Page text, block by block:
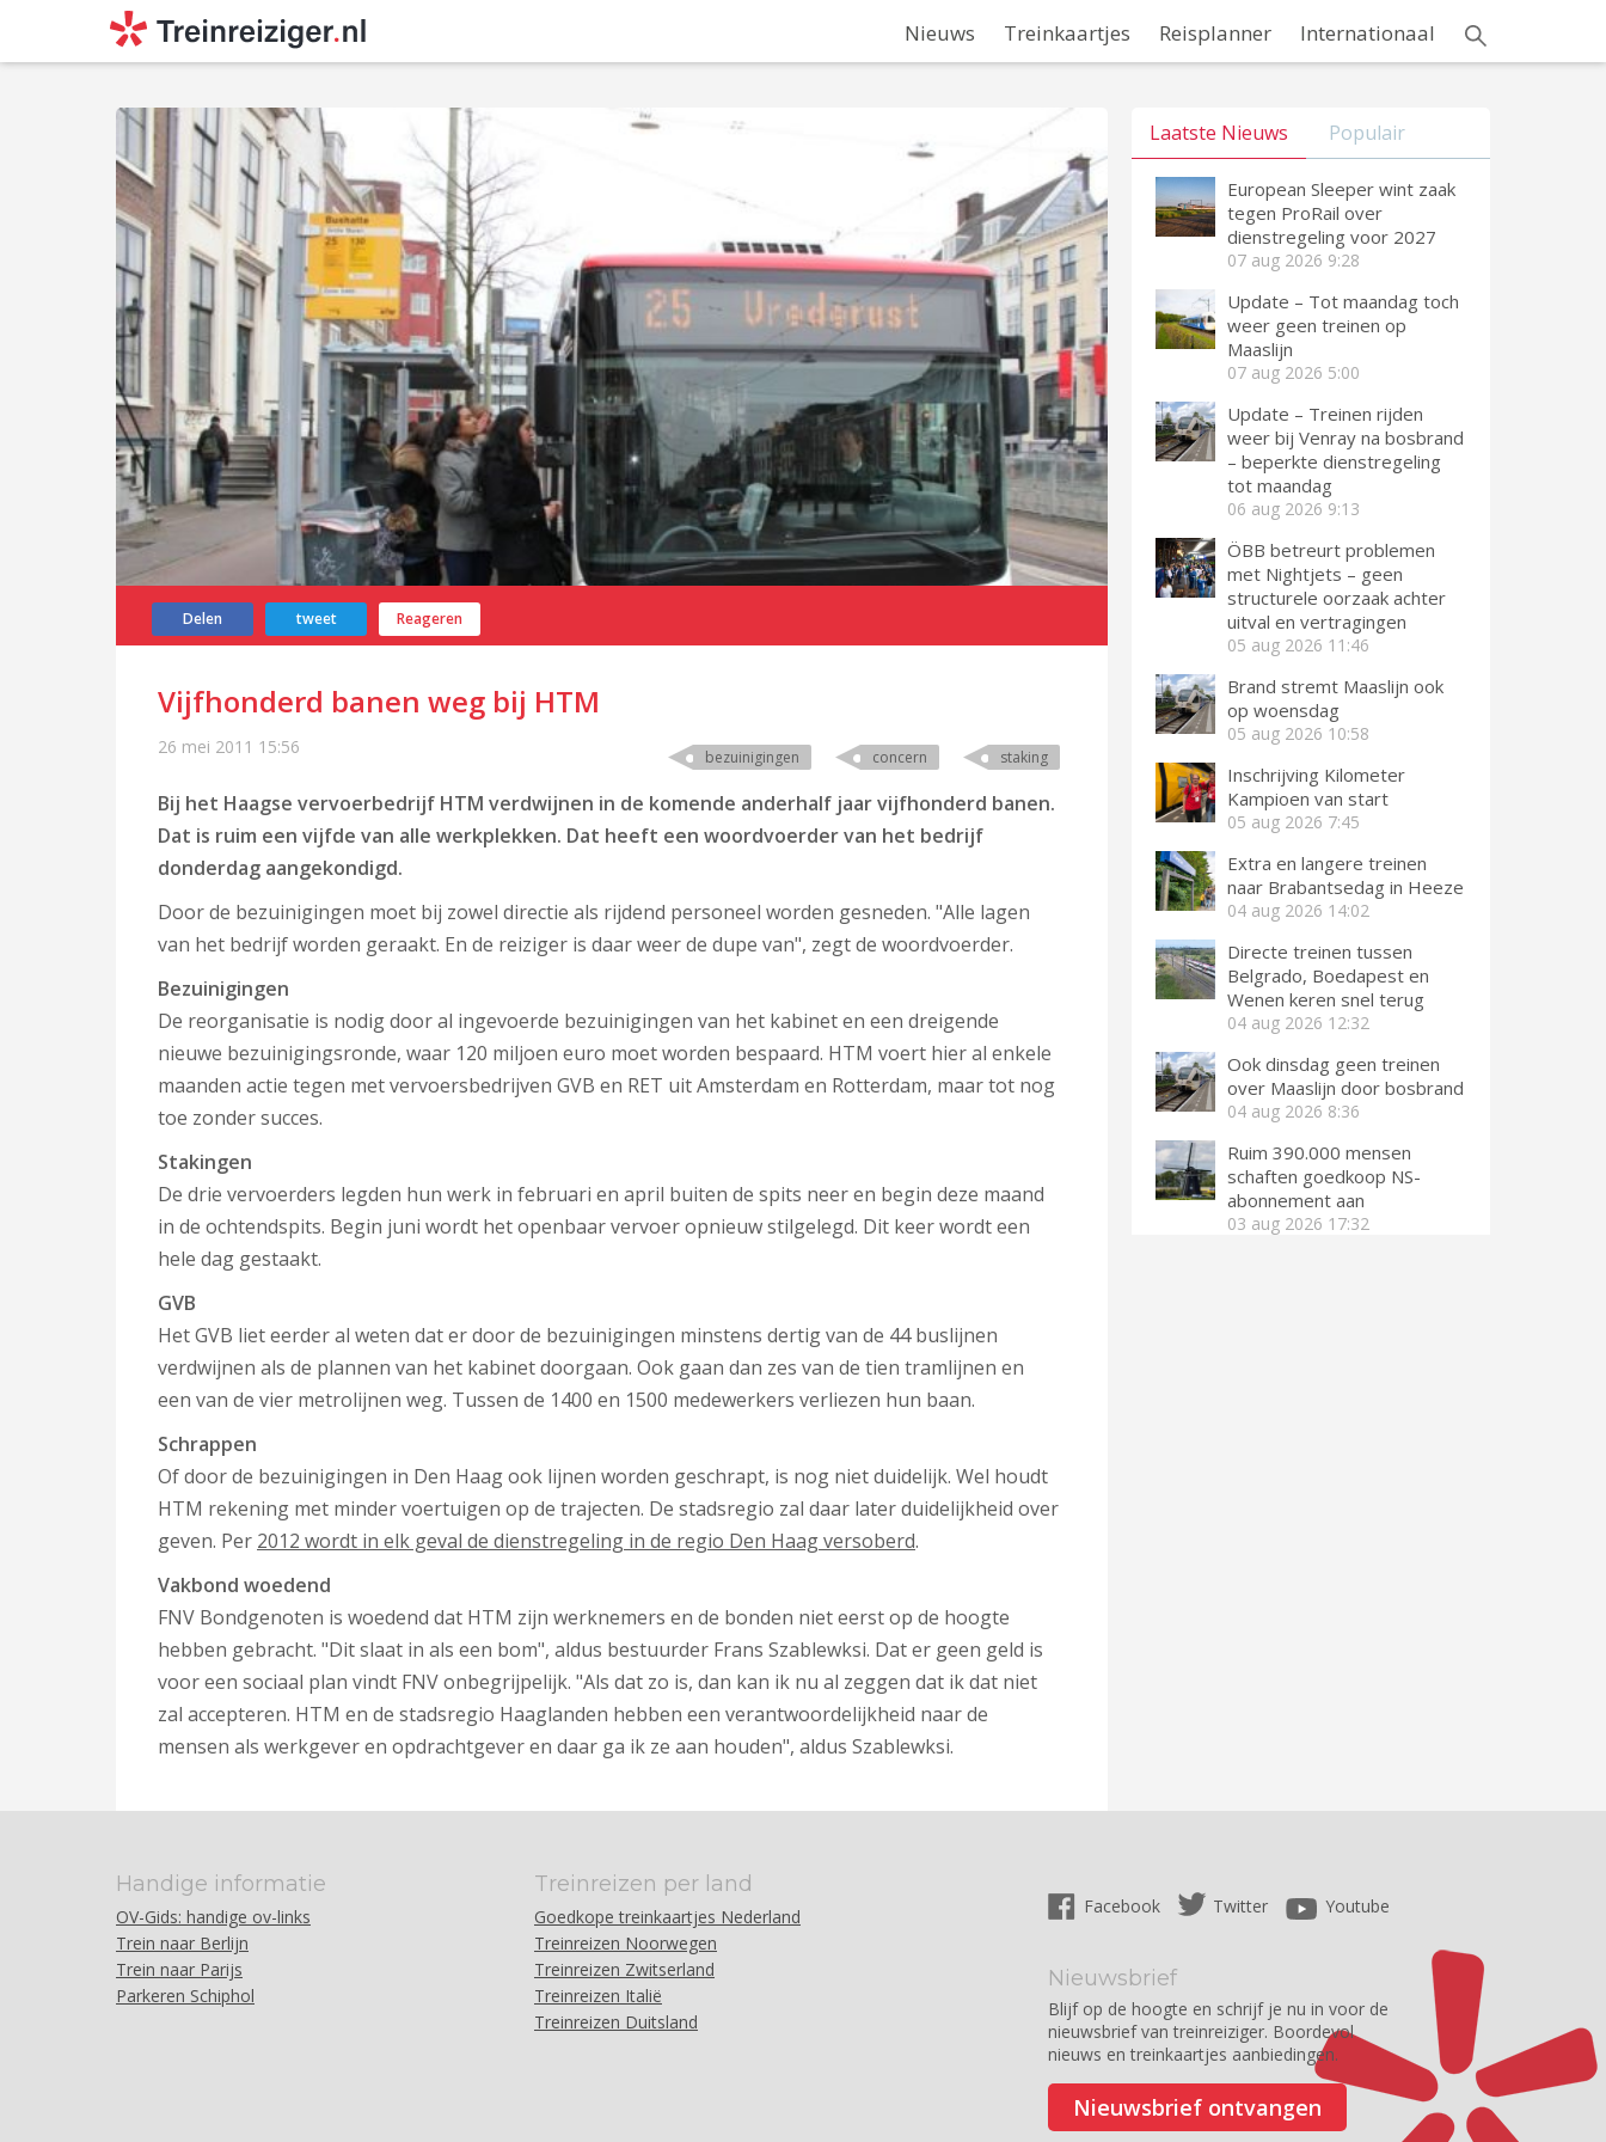
Nieuws Treinkaartjes Reisplanner Internationaal
Delen tweet Reageren
Vijfhonderd banen weg bij HTM
26 mei 2011 15:56 bezuinigingen concern staking
Bij het Haagse vervoerbedrijf HTM verdwijnen in de komende anderhalf jaar vijfhonderd banen.
Dat is ruim een vijfde van alle werkplekken. Dat heeft een woordvoerder van het bedrijf
donderdag aangekondigd.
Door de bezuinigingen moet bij zowel directie als rijdend personeel worden gesneden. "Alle lagen
van het bedrijf worden geraakt. En de reiziger is daar weer de dupe van", zegt de woordvoerder.
Bezuinigingen
De reorganisatie is nodig door al ingevoerde bezuinigingen van het kabinet en een dreigende
nieuwe bezuinigingsronde, waar 120 miljoen euro moet worden bespaard. HTM voert hier al enkele
maanden actie tegen met vervoersbedrijven GVB en RET uit Amsterdam en Rotterdam, maar tot nog
toe zonder succes.
Stakingen
De drie vervoerders legden hun werk in februari en april buiten de spits neer en begin deze maand
in de ochtendspits. Begin juni wordt het openbaar vervoer opnieuw stilgelegd. Dit keer wordt een
hele dag gestaakt.
GVB
Het GVB liet eerder al weten dat er door de bezuinigingen minstens dertig van de 44 buslijnen
verdwijnen als de plannen van het kabinet doorgaan. Ook gaan dan zes van de tien tramlijnen en
een van de vier metrolijnen weg. Tussen de 1400 en 1500 medewerkers verliezen hun baan.
Schrappen
Of door de bezuinigingen in Den Haag ook lijnen worden geschrapt, is nog niet duidelijk. Wel houdt
HTM rekening met minder voertuigen op de trajecten. De stadsregio zal daar later duidelijkheid over
geven. Per 2012 wordt in elk geval de dienstregeling in de regio Den Haag versoberd.
Vakbond woedend
FNV Bondgenoten is woedend dat HTM zijn werknemers en de bonden niet eerst op de hoogte
hebben gebracht. "Dit slaat in als een bom", aldus bestuurder Frans Szablewksi. Dat er geen geld is
voor een sociaal plan vindt FNV onbegrijpelijk. "Als dat zo is, dan kan ik nu al zeggen dat ik dat niet
zal accepteren. HTM en de stadsregio Haaglanden hebben een verantwoordelijkheid naar de
mensen als werkgever en opdrachtgever en daar ga ik ze aan houden", aldus Szablewksi.
Laatste Nieuws Populair
European Sleeper wint zaak
tegen ProRail over
dienstregeling voor 2027
07 aug 2026 9:28
Update – Tot maandag toch
weer geen treinen op
Maaslijn
07 aug 2026 5:00
Update – Treinen rijden
weer bij Venray na bosbrand
– beperkte dienstregeling
tot maandag
06 aug 2026 9:13
ÖBB betreurt problemen
met Nightjets – geen
structurele oorzaak achter
uitval en vertragingen
05 aug 2026 11:46
Brand stremt Maaslijn ook
op woensdag
05 aug 2026 10:58
Inschrijving Kilometer
Kampioen van start
05 aug 2026 7:45
Extra en langere treinen
naar Brabantsedag in Heeze
04 aug 2026 14:02
Directe treinen tussen
Belgrado, Boedapest en
Wenen keren snel terug
04 aug 2026 12:32
Ook dinsdag geen treinen
over Maaslijn door bosbrand
04 aug 2026 8:36
Ruim 390.000 mensen
schaften goedkoop NS-
abonnement aan
03 aug 2026 17:32
Handige informatie
OV-Gids: handige ov-links
Trein naar Berlijn
Trein naar Parijs
Parkeren Schiphol
Treinreizen per land
Goedkope treinkaartjes Nederland
Treinreizen Noorwegen
Treinreizen Zwitserland
Treinreizen Italië
Treinreizen Duitsland
Facebook Twitter Youtube
Nieuwsbrief
Blijf op de hoogte en schrijf je nu in voor de
nieuwsbrief van treinreiziger. Boordevol
nieuws en treinkaartjes aanbiedingen.
Nieuwsbrief ontvangen